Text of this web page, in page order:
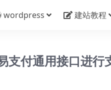
wordpress 建站教程
支付通用接口进